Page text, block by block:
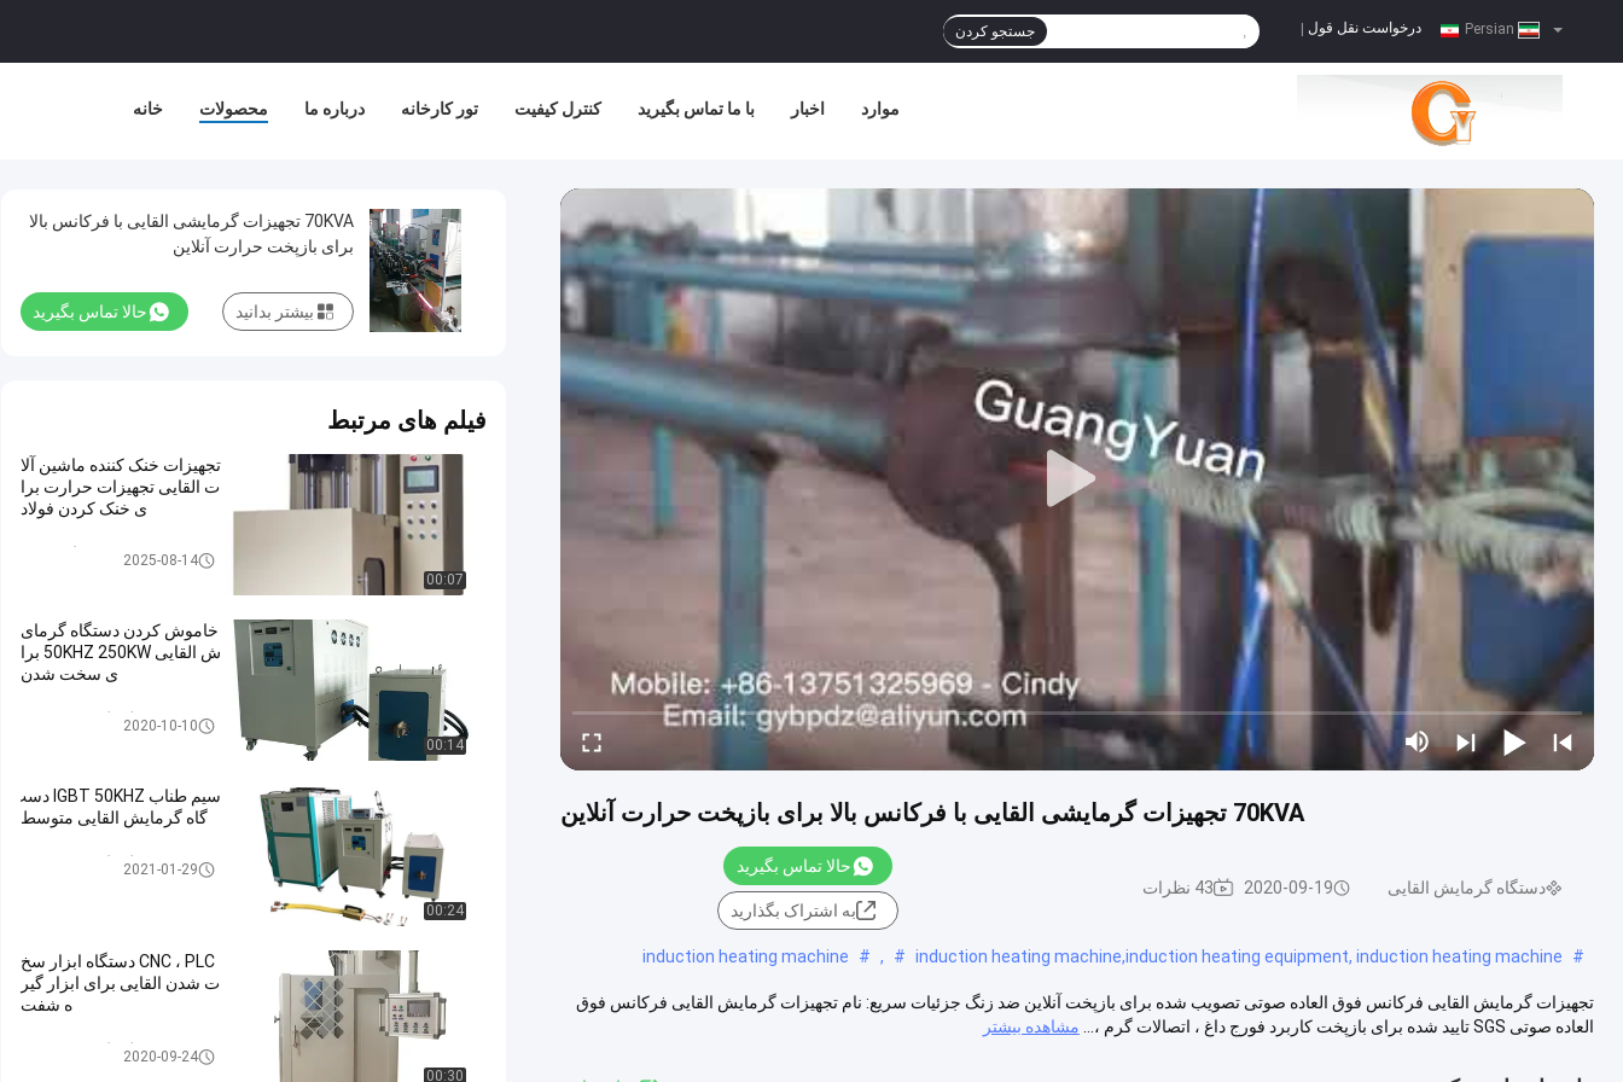
درخواست نقل قول جستجو کردن
خانه محصولات درباره ما تور کارخانه کنترل کیفیت با ما تماس بگیرید اخبار موارد
70KVA تجهیزات گرمایشی القایی با فرکانس بالا برای بازپخت حرارت آنلاین
دستگاه گرمایش القایی 2020-09-19 43 نظرات
حالا تماس بگیرید
به اشتراک بگذارید
#
induction heating machine,induction heating equipment, induction heating machine
#
,
#
induction heating machine
تجهیزات گرمایش القایی فرکانس فوق العاده صوتی تصویب شده برای بازپخت آنلاین ضد زنگ جزئیات سریع: نام تجهیزات گرمایش القایی فرکانس فوق
العاده صوتی SGS تایید شده برای بازپخت کاربرد فورج داغ ، اتصالات گرم ،...
مشاهده بیشتر
70KVA تجهیزات گرمایشی القایی با فرکانس بالا
برای بازپخت حرارت آنلاین
حالا تماس بگیرید بیشتر بدانید
فیلم های مرتبط
00:07
تجهیزات خنک کننده ماشین آلا
ت القایی تجهیزات حرارت برا
ی خنک کردن فولاد
تجهیزات درمان گر القایی
2025-08-14
00:14
خاموش کردن دستگاه گرمای
ش القایی 50KHZ 250KW برا
ی سخت شدن
دستگاه گرمایش القایی2020-10-10
00:24
سیم طناب IGBT 50KHZ دست
گاه گرمایش القایی متوسط
دستگاه گرمایش القایی2021-01-29
00:30
CNC ، PLC دستگاه ابزار سخ
ت شدن القایی برای ابزار گیر
ه شفت
دستگاه گرمایش القایی2020-09-24